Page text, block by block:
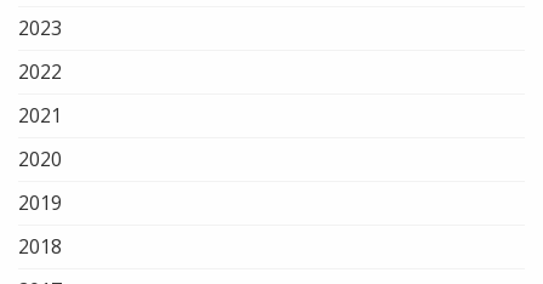
2023
2022
2021
2020
2019
2018